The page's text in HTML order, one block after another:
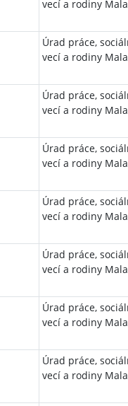
vecí a rodiny
Úrad práce,
vecí a rodiny
Úrad práce,
vecí a rodiny
Úrad práce,
vecí a rodiny
Úrad práce,
vecí a rodiny
Úrad práce,
vecí a rodiny
Úrad práce,
vecí a rodiny
Úrad práce,
vecí a rodiny